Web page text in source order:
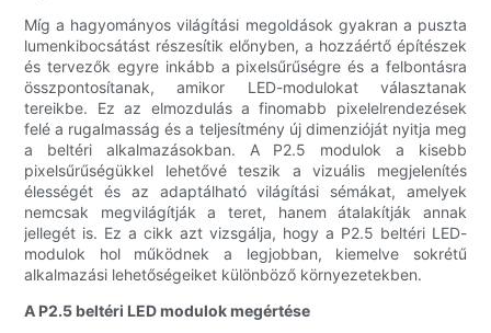
Míg a hagyományos világítási megoldások gyakran a puszta
lumenkibocsátást részesítik előnyben, a hozzáértő építészek
és tervezők egyre inkább a pixelsűrűségre és a felbontásra
összpontosítanak, amikor LED-modulokat választanak
tereikbe. Ez az elmozdulás a finomabb pixelelrendezések
felé a rugalmasság és a teljesítmény új dimenzióját nyitja meg
a beltéri alkalmazásokban. A P2.5 modulok a kisebb
pixelsűrűségükkel lehetővé teszik a vizuális megjelenítés
élességét és az adaptálható világítási sémákat, amelyek
nemcsak megvilágítják a teret, hanem átalakítják annak
jellegét is. Ez a cikk azt vizsgálja, hogy a P2.5 beltéri LED-
modulok hol működnek a legjobban, kiemelve sokrétű
alkalmazási lehetőségeiket különböző környezetekben.
A P2.5 beltéri LED modulok megértése